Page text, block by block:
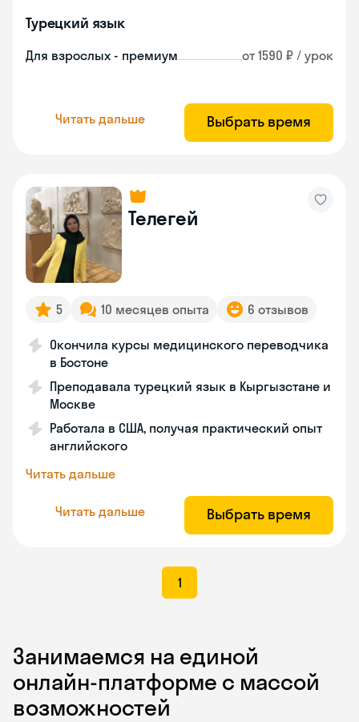
Турецкий язык
Для взрослых - премиум от 1590 ₽ / урок
Читать дальше Выбрать время
Телегей
5 10 месяцев опыта 6 отзывов
Окончила курсы медицинского переводчика
в Бостоне
Преподавала турецкий язык в Кыргызстане и
Москве
Работала в США, получая практический опыт
английского
Читать дальше
Читать дальше Выбрать время
1
Занимаемся на единой
онлайн-платформе с массой
возможностей